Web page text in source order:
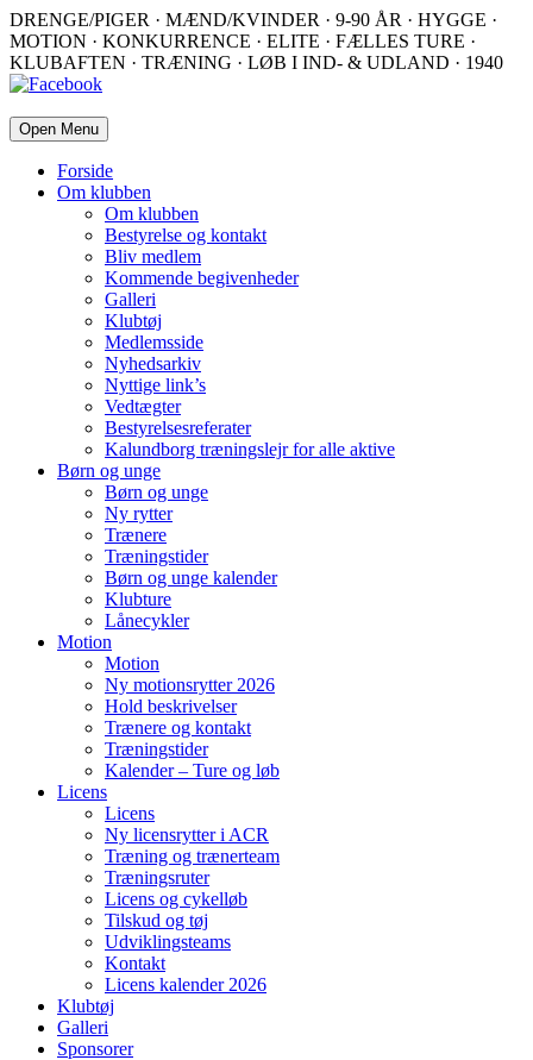
DRENGE/PIGER · MÆND/KVINDER · 9-90 ÅR · HYGGE ·
MOTION · KONKURRENCE · ELITE · FÆLLES TURE ·
KLUBAFTEN · TRÆNING · LØB I IND- & UDLAND · 1940
Open Menu
Forside
Om klubben
Om klubben
Bestyrelse og kontakt
Bliv medlem
Kommende begivenheder
Galleri
Klubtøj
Medlemsside
Nyhedsarkiv
Nyttige link’s
Vedtægter
Bestyrelsesreferater
Kalundborg træningslejr for alle aktive
Børn og unge
Børn og unge
Ny rytter
Trænere
Træningstider
Børn og unge kalender
Klubture
Lånecykler
Motion
Motion
Ny motionsrytter 2026
Hold beskrivelser
Trænere og kontakt
Træningstider
Kalender – Ture og løb
Licens
Licens
Ny licensrytter i ACR
Træning og trænerteam
Træningsruter
Licens og cykelløb
Tilskud og tøj
Udviklingsteams
Kontakt
Licens kalender 2026
Klubtøj
Galleri
Sponsorer